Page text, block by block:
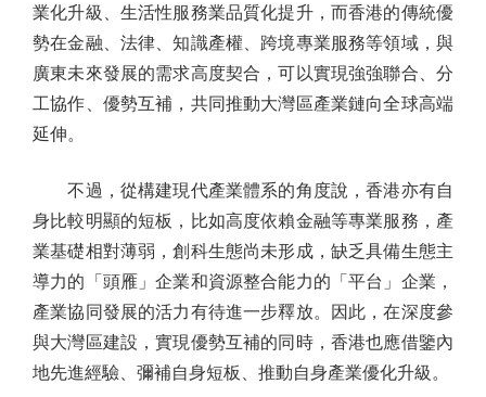
業化升級、生活性服務業品質化提升，而香港的傳統優
勢在金融、法律、知識產權、跨境專業服務等領域，與
廣東未來發展的需求高度契合，可以實現強強聯合、分
工協作、優勢互補，共同推動大灣區產業鏈向全球高端
延伸。
不過，從構建現代產業體系的角度說，香港亦有自
身比較明顯的短板，比如高度依賴金融等專業服務，產
業基礎相對薄弱，創科生態尚未形成，缺乏具備生態主
導力的「頭雁」企業和資源整合能力的「平台」企業，
產業協同發展的活力有待進一步釋放。因此，在深度參
與大灣區建設，實現優勢互補的同時，香港也應借鑒內
地先進經驗、彌補自身短板、推動自身產業優化升級。